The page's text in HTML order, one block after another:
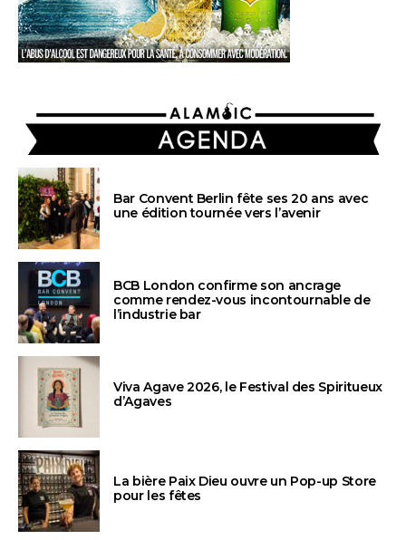
AGENDA
Bar Convent Berlin fête ses 20 ans avec
une édition tournée vers l’avenir
BCB London confirme son ancrage
comme rendez-vous incontournable de
l’industrie bar
Viva Agave 2026, le Festival des Spiritueux
d’Agaves
La bière Paix Dieu ouvre un Pop-up Store
pour les fêtes